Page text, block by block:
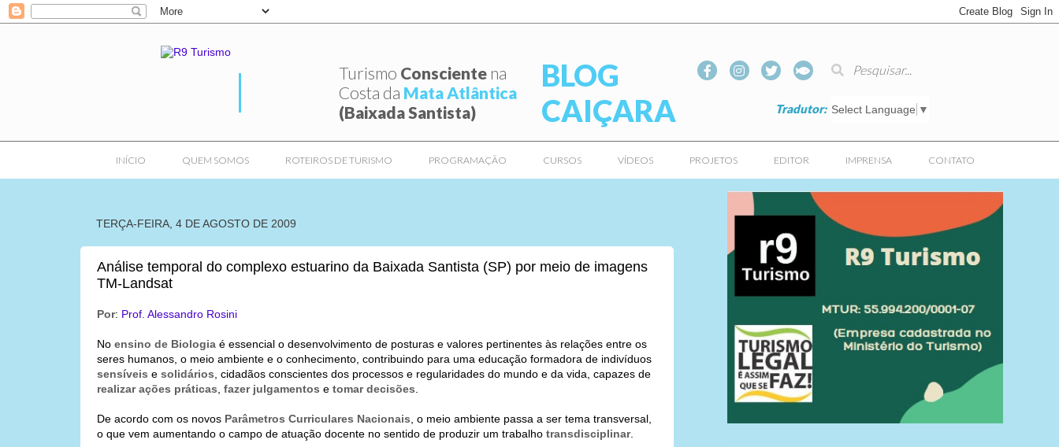
Turismo Consciente na
Costa da Mata Atlântica
(Baixada Santista)
BLOG
CAIÇARA
Select Language ▼
Tradutor:
INÍCIO QUEM SOMOS ROTEIROS DE TURISMO PROGRAMAÇÃO CURSOS VÍDEOS PROJETOS EDITOR IMPRENSA CONTATO
TERÇA-FEIRA, 4 DE AGOSTO DE 2009
Análise temporal do complexo estuarino da Baixada Santista (SP) por meio de imagens
TM-Landsat
Por: Prof. Alessandro Rosini
No ensino de Biologia é essencial o desenvolvimento de posturas e valores pertinentes às relações entre os
seres humanos, o meio ambiente e o conhecimento, contribuindo para uma educação formadora de indivíduos
sensíveis e solidários , cidadãos conscientes dos processos e regularidades do mundo e da vida, capazes de
realizar ações práticas fazer julgamentos e tomar decisões
De acordo com os novos Parâmetros Curriculares Nacionais , o meio ambiente passa a ser tema transversal,
o que vem aumentando o campo de atuação docente no sentido de produzir um trabalho transdisciplinar.